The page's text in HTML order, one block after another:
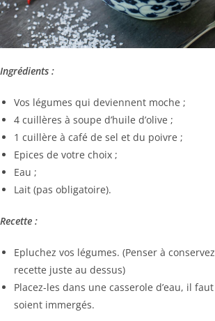
Ingrédients :
Vos légumes qui deviennent moche ;
4 cuillères à soupe d’huile d’olive ;
1 cuillère à café de sel et du poivre ;
Epices de votre choix ;
Eau ;
Lait (pas obligatoire).
Recette :
Epluchez vos légumes. (Penser à
recette juste au dessus)
Placez-les dans une casserole d’eau, il
soient immergés.